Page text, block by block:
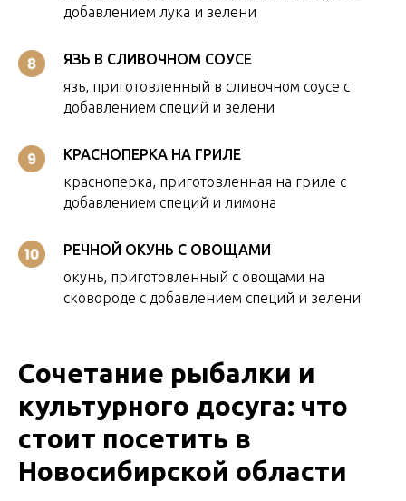
добавлением лука и зелени
ЯЗЬ В СЛИВОЧНОМ СОУСЕ
язь, приготовленный в сливочном соусе с
добавлением специй и зелени
КРАСНОПЕРКА НА ГРИЛЕ
красноперка, приготовленная на гриле с
добавлением специй и лимона
РЕЧНОЙ ОКУНЬ С ОВОЩАМИ
окунь, приготовленный с овощами на
сковороде с добавлением специй и зелени
Сочетание рыбалки и
культурного досуга: что
стоит посетить в
Новосибирской области